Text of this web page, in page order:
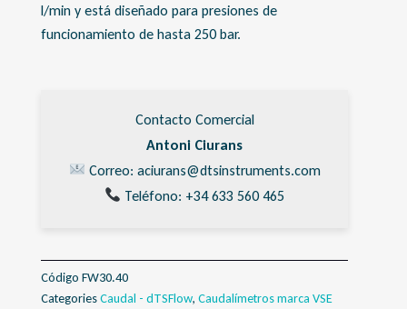
l/min y está diseñado para presiones de
funcionamiento de hasta 250 bar.
Contacto Comercial
Antoni Ciurans
Correo: aciurans@dtsinstruments.com
Teléfono: +34 633 560 465
Código FW30.40
CategoriesCaudal - dTSFlow, Caudalímetros marca VSE